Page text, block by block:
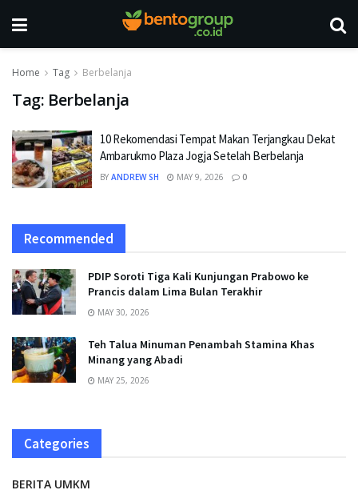
Home Tag Berbelanja
Tag: Berbelanja
10 Rekomendasi Tempat Makan Terjangkau Dekat
Ambarukmo Plaza Jogja Setelah Berbelanja
BY ANDREW SH MAY 9, 2026 0
Recommended
PDIP Soroti Tiga Kali Kunjungan Prabowo ke
Prancis dalam Lima Bulan Terakhir
MAY 30, 2026
Teh Talua Minuman Penambah Stamina Khas
Minang yang Abadi
MAY 25, 2026
Categories
BERITA UMKM